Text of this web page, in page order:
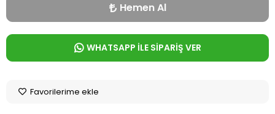
Hemen Al
WHATSAPP İLE SİPARİŞ VER
Favorilerime ekle